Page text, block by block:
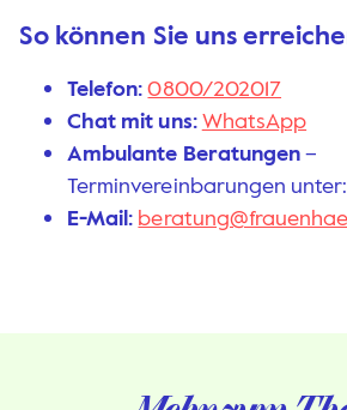
So können Sie uns
Telefon:0800/202017
Chat mit uns:WhatsApp
Ambulante Beratungen–
Terminvereinbarungen
E-Mail: